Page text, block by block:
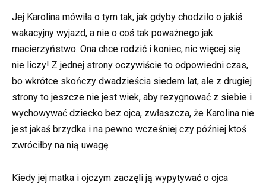
Jej Karolina mówiła o tym tak, jak gdyby chodziło o jakiś
wakacyjny wyjazd, a nie o coś tak poważnego jak
macierzyństwo. Ona chce rodzić i koniec, nic więcej się
nie liczy! Z jednej strony oczywiście to odpowiedni czas,
bo wkrótce skończy dwadzieścia siedem lat, ale z drugiej
strony to jeszcze nie jest wiek, aby rezygnować z siebie i
wychowywać dziecko bez ojca, zwłaszcza, że Karolina nie
jest jakaś brzydka i na pewno wcześniej czy później ktoś
zwróciłby na nią uwagę.
Kiedy jej matka i ojczym zaczęli ją wypytywać o ojca